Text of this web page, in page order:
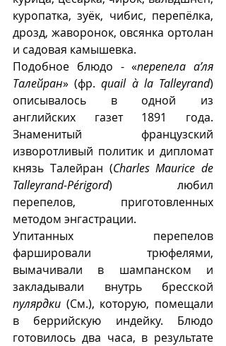
куропатка, зуёк, чибис, перепёлка,
дрозд, жаворонок, овсянка ортолан
и садовая камышевка.
Подобное блюдо - «перепела а’ля
Талейран» (фр. quail à la Talleyrand)
описывалось в одной из
английских газет 1891 года.
Знаменитый французский
изворотливый политик и дипломат
князь Талейран (Charles Maurice de
Talleyrand-Périgord) любил
перепелов, приготовленных
методом энгастрации.
Упитанных перепелов
фаршировали трюфелями,
вымачивали в шампанском и
пулярдки (См.), которую, помещали
в беррийскую индейку. Блюдо
готовилось два часа, в результате